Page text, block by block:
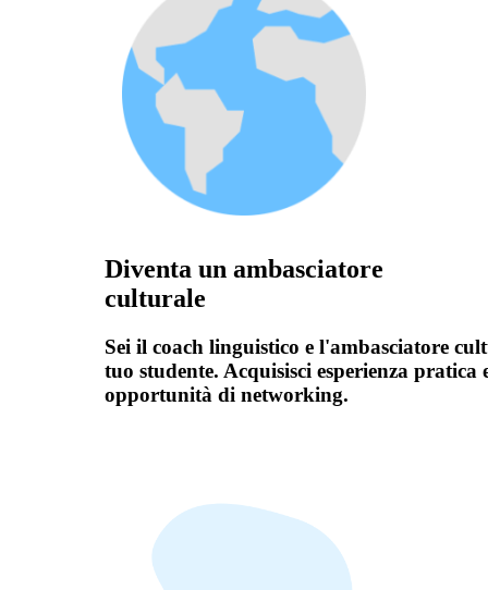
Diventa un ambasciatore
culturale
Sei il coach linguistico e l'ambasciatore
tuo studente. Acquisisci esperienza pratica
opportunità di networking.